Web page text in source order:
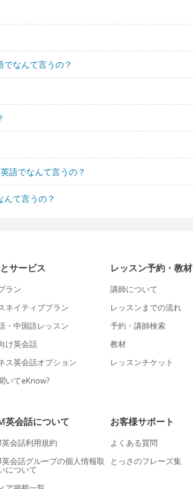
なんて言うの？
語でなんて言うの？
て言うの？
サービス
ラン
ネイティブプラン
・中国語レッスン
け英会話
ス英会話オプション
いてeKnow?
レッスン予約・教材
講師について
レッスンまでの流れ
予約・講師検索
教材
レッスンチケット
英会話について
会話利用規約
会話グループの個人情報取
について
お客様サポート
よくある質問
とっさのフレーズ集